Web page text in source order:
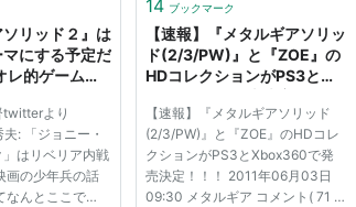
ク…大塚明夫
ソリッド２』は
にする予定だ
レ的ゲーム速
twitterより
: 「ジョニー・
はリベリア内戦
画の少年兵の話
なんとここで
14 ブックマーク
【速報】『メタルギアソリッ
ド(2/3/PW)』と『ZOE』の
HDコレクションがPS3と
: はちま起稿
【速報】『メタルギアソリッド
(2/3/PW)』と『ZOE』のHDコレ
クションがPS3とXbox360で発
売決定！！！ 2011年06月03日
09:30 メタルギア コメント( 71 )